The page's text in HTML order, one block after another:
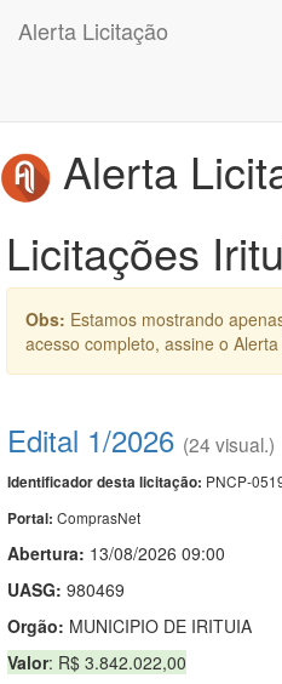
Alerta Licitação
Alerta
Licitações
Obs: Estamos mostrando
acesso completo, assine o
Edital 1/2026 (24 visual.)
Identificador desta licitação: PNCP-
Portal: ComprasNet
Abertura: 13/08/2026 09:00
UASG: 980469
Orgão: MUNICIPIO DE IRITUIA
Valor: R$ 3.842.022,00